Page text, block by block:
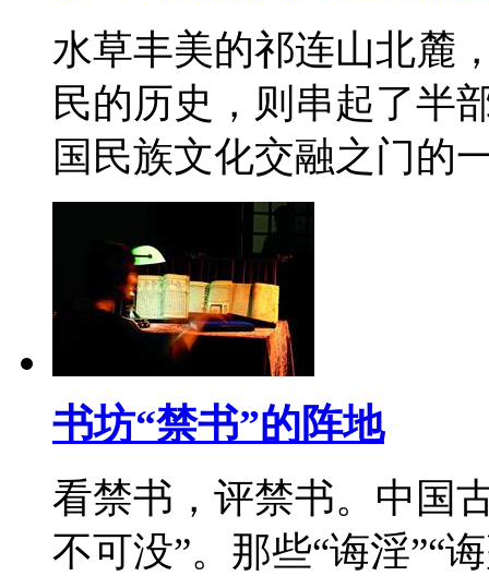
水草丰美的祁连山北麓
民的历史，则串起了半
国民族文化交融之门
书坊“禁书”的阵地
看禁书，评禁书。中国
不可没”。那些“诲淫”“